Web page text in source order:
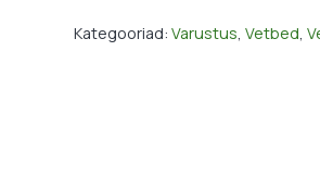
ühevärviline
Kategooriad: Varustus Vetbed